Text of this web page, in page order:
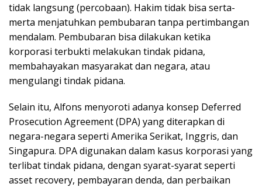
tidak langsung (percobaan). Hakim tidak bisa serta-
merta menjatuhkan pembubaran tanpa pertimbangan
mendalam. Pembubaran bisa dilakukan ketika
korporasi terbukti melakukan tindak pidana,
membahayakan masyarakat dan negara, atau
mengulangi tindak pidana.
Selain itu, Alfons menyoroti adanya konsep Deferred
Prosecution Agreement (DPA) yang diterapkan di
negara-negara seperti Amerika Serikat, Inggris, dan
Singapura. DPA digunakan dalam kasus korporasi yang
terlibat tindak pidana, dengan syarat-syarat seperti
asset recovery, pembayaran denda, dan perbaikan